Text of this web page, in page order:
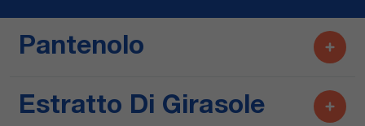
Pantenolo
Estratto Di Girasole